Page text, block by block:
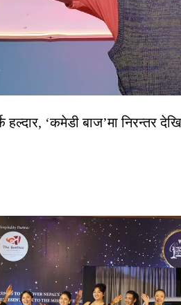
हल्दार, ‘कमेडी बाज’मा निरन्तर